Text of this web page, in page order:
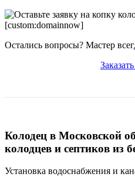
Остались вопросы? Мастер
Колодец в Московской
колодцев и септиков из
Установка водоснабжения и